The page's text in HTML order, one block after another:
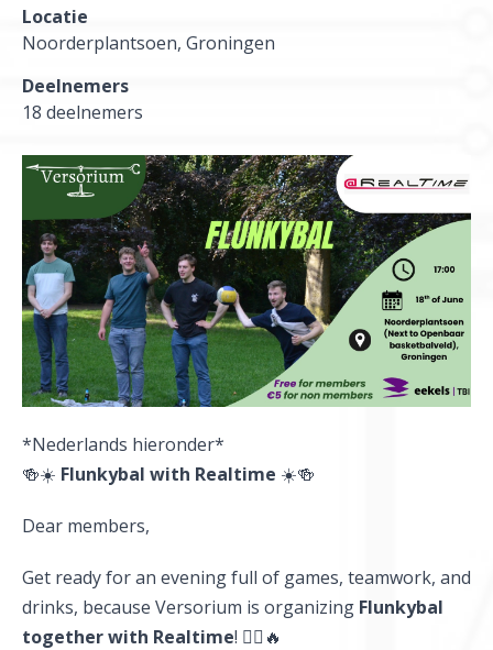
Locatie
Noorderplantsoen, Groningen
Deelnemers
18 deelnemers
*Nederlands hieronder*
🍻☀️ Flunkybal with Realtime ☀️🍻
Dear members,
Get ready for an evening full of games, teamwork, and
drinks, because Versorium is organizing Flunkybal
together with Realtime! 🏃‍♂️🔥